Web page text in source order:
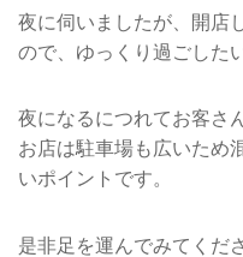
夜に伺いましたが、開店
ので、ゆっくり過ごした
夜になるにつれてお客さ
お店は駐車場も広いため
いポイントです。
是非足を運んでみてくだ